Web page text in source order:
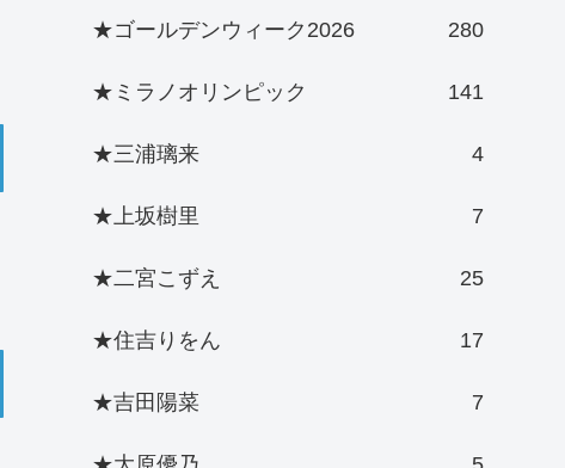
★ゴールデンウィーク2026 280
★ミラノオリンピック 141
★三浦璃来 4
★上坂樹里 7
★二宮こずえ 25
★住吉りをん 17
★吉田陽菜 7